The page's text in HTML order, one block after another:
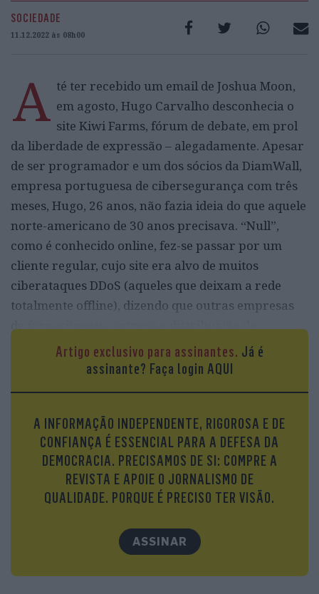
SOCIEDADE
11.12.2022 às 08h00
A té ter recebido um email de Joshua Moon,
em agosto, Hugo Carvalho desconhecia o
site Kiwi Farms, fórum de debate, em prol
da liberdade de expressão – alegadamente. Apesar
de ser programador e um dos sócios da DiamWall,
empresa portuguesa de cibersegurança com três
meses, Hugo, 26 anos, não fazia ideia do que aquele
norte-americano de 30 anos precisava. “Null”,
como é conhecido online, fez-se passar por um
cliente regular, cujo site era alvo de muitos
ciberataques DDoS (aqueles que deixam a rede
totalmente offline), dizendo que outras empresas
de fornecimento, entrega e distribuição de
conteúdo – as chamadas Content Delivery Network
(CDN), que funcionam como filtro do tráfego
O Kiwi Farms tinha sido expulso da Cloudflare,
reputada empresa de cibersegurança
internacional, após ser relacionado com o suicídio
de três pessoas, num artigo do site noticiosoVice
associação a movimentos terroristas, por exemplo,
acionou o servidor e o site ressuscitou. Mas apenas
durante quatro a cinco horas. Foi o tempo de Hugo
Artigo exclusivo para assinantes. Já é
assinante? Faça login AQUI
A INFORMAÇÃO INDEPENDENTE, RIGOROSA E DE
CONFIANÇA É ESSENCIAL PARA A DEFESA DA
DEMOCRACIA. PRECISAMOS DE SI: COMPRE A
REVISTA E APOIE O JORNALISMO DE
QUALIDADE. PORQUE É PRECISO TER VISÃO.
ASSINAR